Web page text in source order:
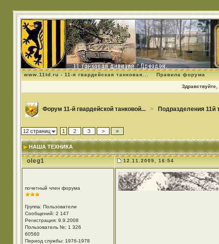
www.11td.ru - 11-я гвардейская танковая... Правила форума
Здравствуйте,
Форум 11-й гвардейской танковой... > Подразделения 11й
12 страниц 1 2 3 > »
НАША ТЕХНИКА
oleg1 12.11.2009, 16:54
почетный член форума
Группа: Пользователи
Сообщений: 2 147
Регистрация: 9.9.2008
Пользователь №: 1 326
60560
Период службы: 1976-1978